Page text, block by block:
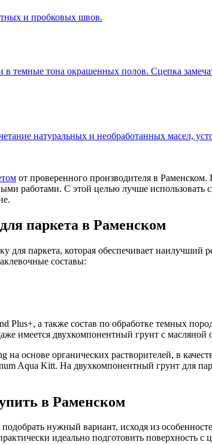
и пробковых швов.
в темные тона окрашенных полов. Сцепка
натуральных и необработанных масел,
от проверенного производителя в
работами. С этой целью лучше использовать
паркета в Раменском
паркета, которая обеспечивает наилучший
составы:
Plus+, а также состав по обработке темных
имеется двухкомпонентный грунт с масляной
основе органических растворителей, в
Aqua Kitt. На двухкомпонентный грунт для
в Раменском
нужный вариант, исходя из
идеально подготовить